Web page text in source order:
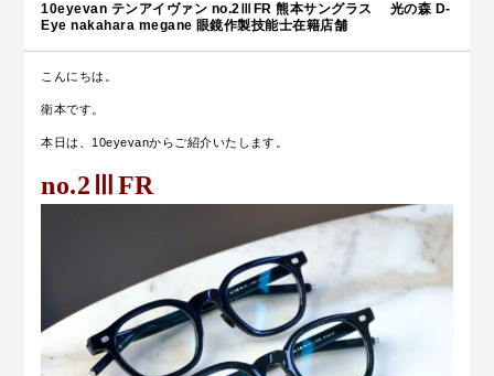
10eyevan テンアイヴァン no.2ⅢFR 熊本サングラス 光の森 D-
Eye nakahara megane 眼鏡作製技能士在籍店舗
こんにちは。
衛本です。
本日は、10eyevanからご紹介いたします。
no.2ⅢFR